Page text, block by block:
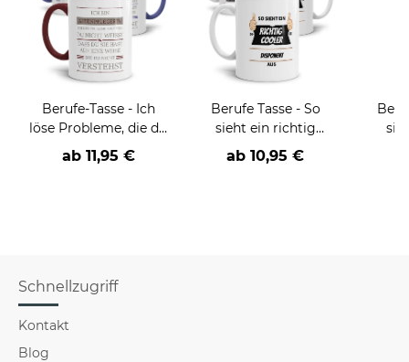
Berufe-Tasse - Ich
löse Probleme, die du
nicht verstehst -
verschiedene Berufe
ab 11,95 €
Berufe Tasse - So
sieht ein richtig
cooler -BERUF- aus
ab 10,95 €
Schnellzugriff
Kontakt
Blog